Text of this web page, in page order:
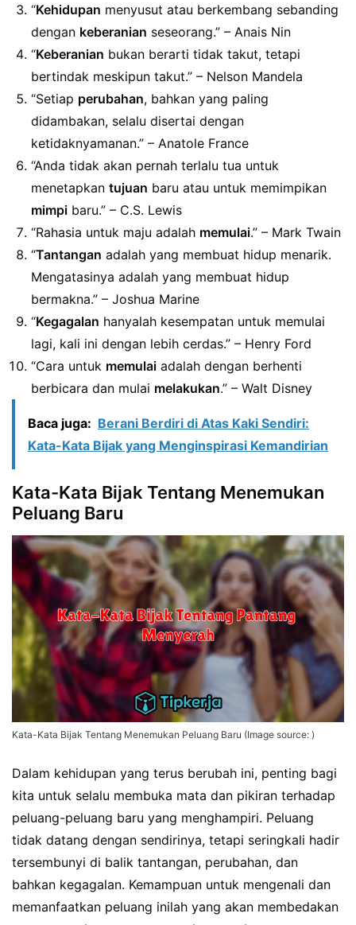
“Kehidupan menyusut atau berkembang sebanding
dengan keberanian seseorang.” – Anais Nin
“Keberanian bukan berarti tidak takut, tetapi
bertindak meskipun takut.” – Nelson Mandela
“Setiap perubahan, bahkan yang paling
didambakan, selalu disertai dengan
ketidaknyamanan.” – Anatole France
“Anda tidak akan pernah terlalu tua untuk
menetapkan tujuan baru atau untuk memimpikan
mimpi baru.” – C.S. Lewis
“Rahasia untuk maju adalah memulai.” – Mark Twain
“Tantangan adalah yang membuat hidup menarik.
Mengatasinya adalah yang membuat hidup
bermakna.” – Joshua Marine
“Kegagalan hanyalah kesempatan untuk memulai
lagi, kali ini dengan lebih cerdas.” – Henry Ford
“Cara untuk memulai adalah dengan berhenti
berbicara dan mulai melakukan.” – Walt Disney
Baca juga: Berani Berdiri di Atas Kaki Sendiri:
Kata-Kata Bijak yang Menginspirasi Kemandirian
Kata-Kata Bijak Tentang Menemukan
Peluang Baru
Kata-Kata Bijak Tentang Menemukan Peluang Baru (Image source: )
Dalam kehidupan yang terus berubah ini, penting bagi
kita untuk selalu membuka mata dan pikiran terhadap
peluang-peluang baru yang menghampiri. Peluang
tidak datang dengan sendirinya, tetapi seringkali hadir
tersembunyi di balik tantangan, perubahan, dan
bahkan kegagalan. Kemampuan untuk mengenali dan
memanfaatkan peluang inilah yang akan membedakan